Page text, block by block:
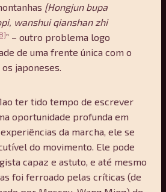
[Hongjun bupa
wanshui qianshan zhi
” – outro problema logo
de uma frente única com o
japoneses.
ter tido tempo de escrever
oportunidade profunda em
experiências da marcha, ele se
do movimento. Ele pode
capaz e astuto, e até mesmo
foi ferroado pelas críticas (de